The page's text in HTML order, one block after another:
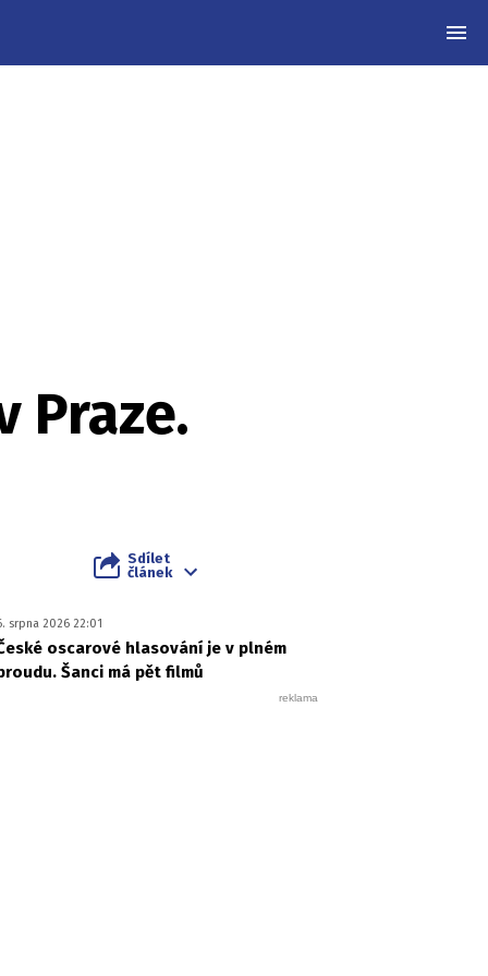
Praze.
Sdílet
článek
srpna 2026 22:01
oscarové hlasování je v plném
Šanci má pět filmů